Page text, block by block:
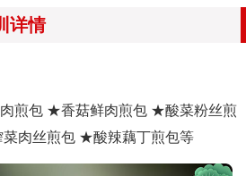
详情
煎包 ★香菇鲜肉煎包 ★酸菜粉丝煎
肉丝煎包 ★酸辣藕丁煎包等